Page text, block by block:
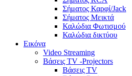
Σήματος Καρφί/Jack
Σήματος Μεικτά
Καλώδια Φωτισμού
Καλώδια δικτύου
Εικόνα
Video Streaming
Βάσεις TV -Projectors
Βάσεις TV